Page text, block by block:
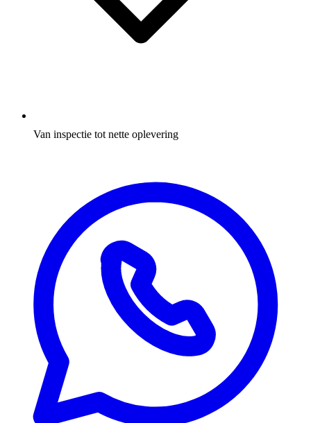
Van inspectie tot nette oplevering